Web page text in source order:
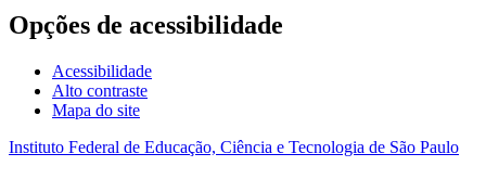
Acesso à informação
Opções de acessibilidade
Acessibilidade
Alto contraste
Mapa do site
Instituto Federal de Educação, Ciência e Tecnologia de São Paulo